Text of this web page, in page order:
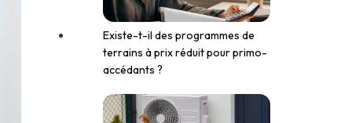
Existe-t-il des programmes de
terrains à prix réduit pour primo-
accédants ?